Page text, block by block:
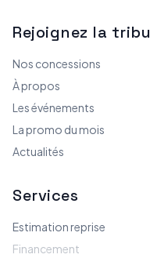
Rejoignez la tribu
Nos concessions
À propos
Les événements
La promo du mois
Actualités
Services
Estimation reprise
Financement